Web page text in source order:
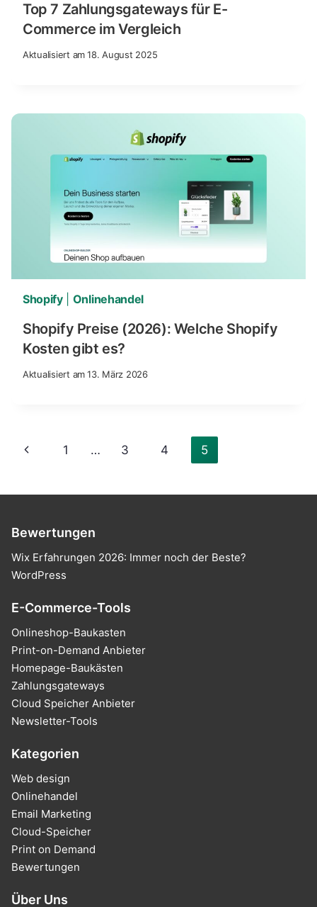
Top 7 Zahlungsgateways für E-
Commerce im Vergleich
Aktualisiert am 18. August 2025
Shopify| Onlinehandel
Shopify Preise (2026): Welche Shopify
Kosten gibt es?
Aktualisiert am 13. März 2026
Seitennavigation
Previous
1 … 3 4 5
Über Uns
Kategorien
Web design
Onlinehandel
Email Marketing
Cloud-Speicher
Print on Demand
Bewertungen
E-Commerce-Tools
Onlineshop-Baukasten
Print-on-Demand Anbieter
Homepage-Baukästen
Zahlungsgateways
Cloud Speicher Anbieter
Newsletter-Tools
Bewertungen
Wix Erfahrungen 2026: Immer noch der Beste?
WordPress